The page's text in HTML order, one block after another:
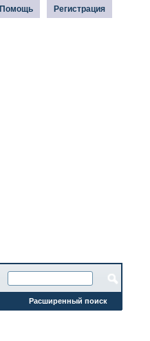
Регистрация
Помощь
Расширенный поиск